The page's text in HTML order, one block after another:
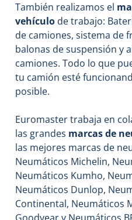
También realizamos el
vehículo de trabajo:
de camiones, sistema de
balonas de suspensión y
camiones. Todo lo que
tu camión esté
posible.
Euromaster trabaja en
las grandes marcas de
las mejores marcas de
Neumáticos Michelin,
Neumáticos Kumho,
Neumáticos Dunlop,
Continental, Neumáticos